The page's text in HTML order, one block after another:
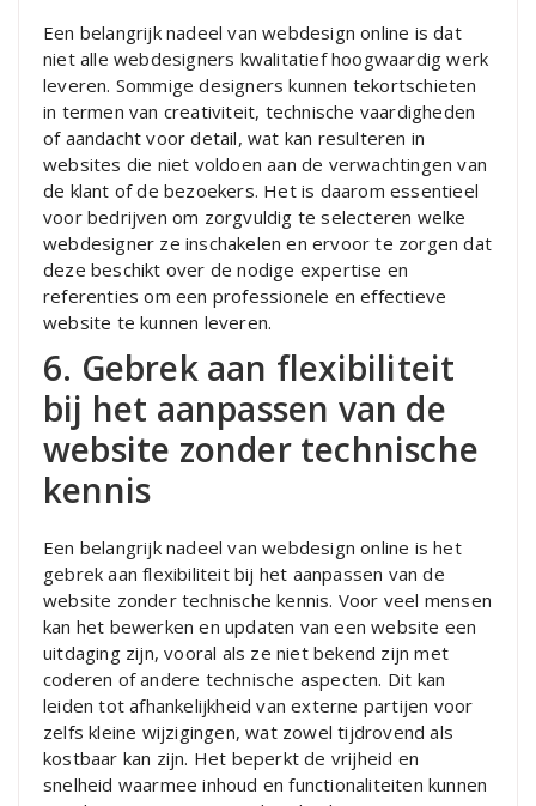
Een belangrijk nadeel van webdesign online is dat
niet alle webdesigners kwalitatief hoogwaardig werk
leveren. Sommige designers kunnen tekortschieten
in termen van creativiteit, technische vaardigheden
of aandacht voor detail, wat kan resulteren in
websites die niet voldoen aan de verwachtingen van
de klant of de bezoekers. Het is daarom essentieel
voor bedrijven om zorgvuldig te selecteren welke
webdesigner ze inschakelen en ervoor te zorgen dat
deze beschikt over de nodige expertise en
referenties om een professionele en effectieve
website te kunnen leveren.
6. Gebrek aan flexibiliteit
bij het aanpassen van de
website zonder technische
kennis
Een belangrijk nadeel van webdesign online is het
gebrek aan flexibiliteit bij het aanpassen van de
website zonder technische kennis. Voor veel mensen
kan het bewerken en updaten van een website een
uitdaging zijn, vooral als ze niet bekend zijn met
coderen of andere technische aspecten. Dit kan
leiden tot afhankelijkheid van externe partijen voor
zelfs kleine wijzigingen, wat zowel tijdrovend als
kostbaar kan zijn. Het beperkt de vrijheid en
snelheid waarmee inhoud en functionaliteiten kunnen